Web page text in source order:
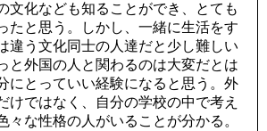
文化なども知ることができ、とても
たと思う。しかし、一緒に生活をす
違う文化同士の人達だと少し難しい
と外国の人と関わるのは大変だとは
にとっていい経験になると思う。外
けではなく、自分の学校の中で考え
々な性格の人がいることが分かる。